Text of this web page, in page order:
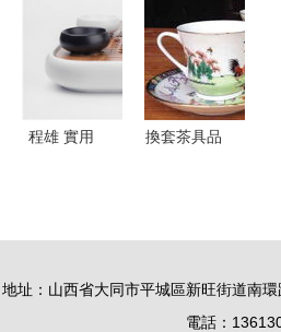
析與免費下
載指南
的優雅融合
程雄 實用
例
換套茶具品
地址：山西省大同市平城區新旺街道南
電話：